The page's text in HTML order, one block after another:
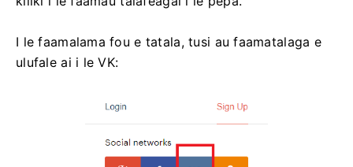
I le faamalama fou e tatala, tusi au faamatalaga e
ulufale ai i le VK: